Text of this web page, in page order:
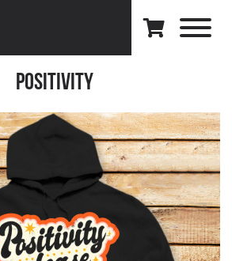
Positivity